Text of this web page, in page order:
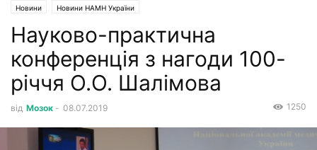
Новини Новини НАМН України
Науково-практична
конференція з нагоди 100-
річчя О.О. Шалімова
від Мозок - 08.07.2019 1250